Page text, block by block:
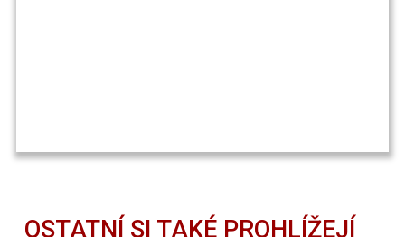
OSTATNÍ SI TAKÉ PROHLÍŽEJÍ